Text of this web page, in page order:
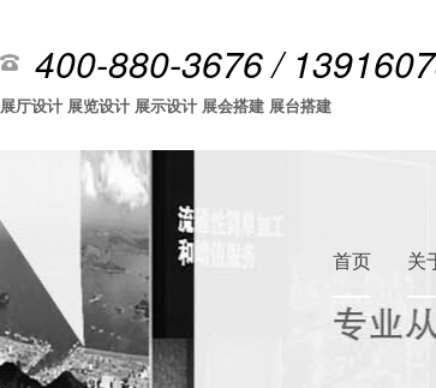
400-880-3676 /
展厅设计 展览设计 展示设计 展会搭建 展台搭建
首页 关